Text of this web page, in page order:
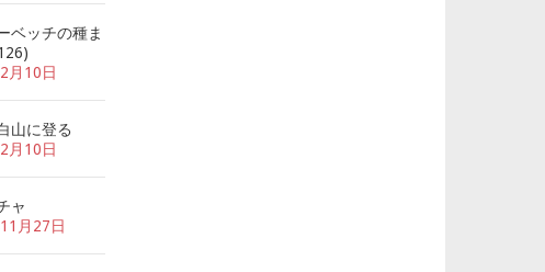
ベッチの種ま
月10日
山に登る
月10日
ャ
月27日